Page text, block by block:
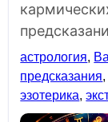
астрология,
предсказания,
эзотерика,